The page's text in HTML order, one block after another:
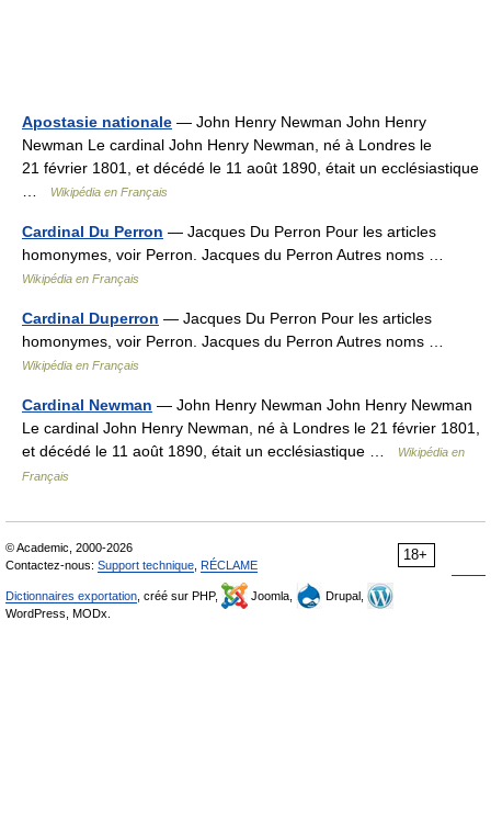
Apostasie nationale — John Henry Newman John Henry
Newman Le cardinal John Henry Newman, né à Londres le
21 février 1801, et décédé le 11 août 1890, était un ecclésiastique
Wikipédia en Français
Cardinal Du Perron — Jacques Du Perron Pour les articles
homonymes, voir Perron. Jacques du Perron Autres noms …
Wikipédia en Français
Cardinal Duperron — Jacques Du Perron Pour les articles
homonymes, voir Perron. Jacques du Perron Autres noms …
Wikipédia en Français
Cardinal Newman — John Henry Newman John Henry Newman
Le cardinal John Henry Newman, né à Londres le 21 février 1801,
et décédé le 11 août 1890, était un ecclésiastique …
Wikipédia en
Français
18+
© Academic, 2000-2026
Contactez-nous: Support technique RÉCLAME
Dictionnaires exportation , créé sur PHP, Joomla,
Drupal,
WordPress, MODx.